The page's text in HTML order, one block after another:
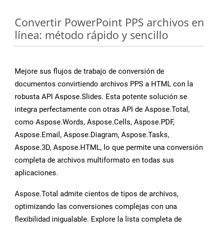
Convertir PowerPoint PPS archivos en
línea: método rápido y sencillo
Mejore sus flujos de trabajo de conversión de
documentos convirtiendo archivos PPS a HTML con la
robusta API Aspose.Slides. Esta potente solución se
integra perfectamente con otras API de Aspose.Total,
como Aspose.Words, Aspose.Cells, Aspose.PDF,
Aspose.Email, Aspose.Diagram, Aspose.Tasks,
Aspose.3D, Aspose.HTML, lo que permite una conversión
completa de archivos multiformato en todas sus
aplicaciones.
Aspose.Total admite cientos de tipos de archivos,
optimizando las conversiones complejas con una
flexibilidad inigualable. Explore la lista completa de